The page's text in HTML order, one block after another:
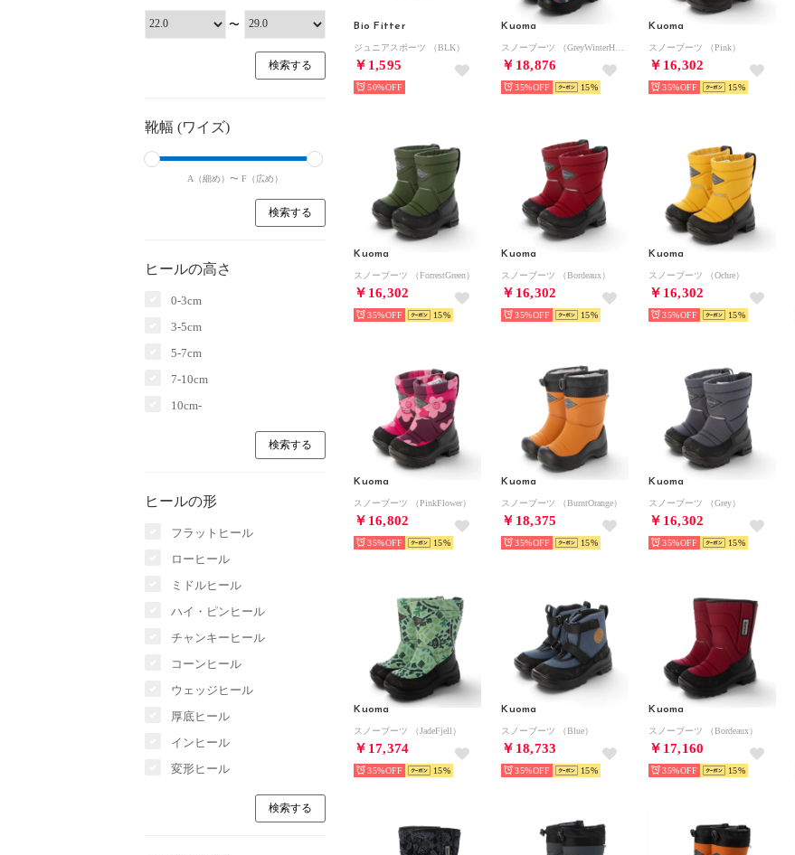
〜
靴幅 (ワイズ)
A（細め）〜 F（広め）
ヒールの高さ
0-3cm
3-5cm
5-7cm
7-10cm
10cm-
ヒールの形
フラットヒール
ローヒール
ミドルヒール
ハイ・ピンヒール
チャンキーヒール
コーンヒール
ウェッジヒール
厚底ヒール
インヒール
変形ヒール
Bio Fitter
ジュニアスポーツ （BLK）
￥1,595
50%
Kuoma
￥18,876
35% 15
Kuoma
スノーブーツ （Pink）
￥16,302
35% 15
Kuoma
スノーブーツ （ForrestGreen）
￥16,302
35% 15
Kuoma
スノーブーツ （Bordeaux）
￥16,302
35% 15
Kuoma
スノーブーツ （Ochre）
￥16,302
35% 15
Kuoma
スノーブーツ （PinkFlower）
￥16,802
35% 15
Kuoma
スノーブーツ （BurntOrange）
￥18,375
35% 15
Kuoma
スノーブーツ （Grey）
￥16,302
35% 15
Kuoma
スノーブーツ （JadeFjell）
￥17,374
35% 15
Kuoma
スノーブーツ （Blue）
￥18,733
35% 15
Kuoma
スノーブーツ （Bordeaux）
￥17,160
35% 15